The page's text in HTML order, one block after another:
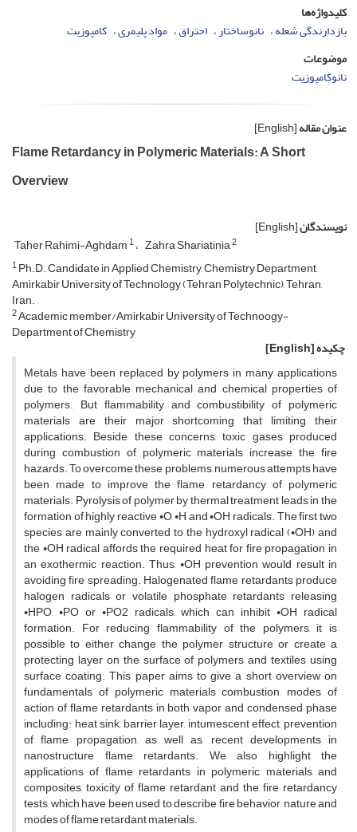
کلیدواژه‌ها
بازدارندگی شعله نانوساختار احتراق مواد پلیمری کامپوزیت
موضوعات
نانوکامپوزیت
عنوان مقاله[English]
Flame Retardancy in Polymeric Materials: A Short
Overview
نویسندگان[English]
Taher Rahimi-Aghdam1 Zahra Shariatinia2
1Ph.D. Candidate in Applied Chemistry, Chemistry Department,
Amirkabir University of Technology (Tehran Polytechnic), Tehran,
Iran.
2Academic member/Amirkabir University of Technoogy-
Department of Chemistry
چکیده[English]
Metals have been replaced by polymers in many applications
due to the favorable mechanical and chemical properties of
polymers. But flammability and combustibility of polymeric
materials are their major shortcoming that limiting their
applications. Beside these concerns, toxic gases produced
during combustion of polymeric materials increase the fire
hazards. To overcome these problems, numerous attempts have
been made to improve the flame retardancy of polymeric
materials. Pyrolysis of polymer by thermal treatment leads in the
formation of highly reactive •O, •H and •OH radicals. The first two
species are mainly converted to the hydroxyl radical (•OH) and
the •OH radical affords the required heat for fire propagation in
an exothermic reaction. Thus, •OH prevention would result in
avoiding fire spreading. Halogenated flame retardants produce
halogen radicals or volatile phosphate retardants releasing
•HPO, •PO or •PO2 radicals, which can inhibit •OH radical
formation. For reducing flammability of the polymers, it is
possible to either change the polymer structure or create a
protecting layer on the surface of polymers and textiles using
surface coating. This paper aims to give a short overview on
fundamentals of polymeric materials combustion, modes of
action of flame retardants in both vapor and condensed phase
including: heat sink, barrier layer, intumescent effect, prevention
of flame propagation, as well as, recent developments in
nanostructure flame retardants. We also highlight the
applications of flame retardants in polymeric materials and
composites, toxicity of flame retardant and the fire retardancy
tests, which have been used to describe fire behavior, nature and
modes of flame retardant materials.